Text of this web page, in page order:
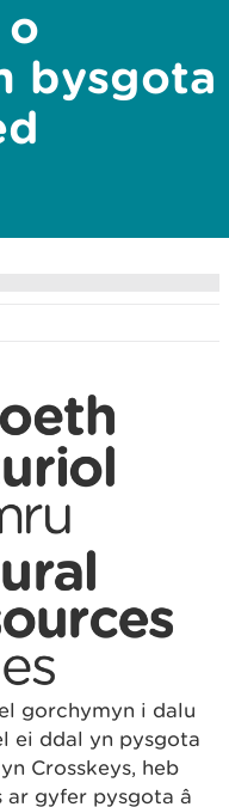
bysgota
gorchymyn i dalu
ei ddal yn pysgota
Crosskeys, heb
gyfer pysgota â